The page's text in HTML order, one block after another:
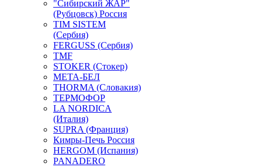
"Сибирский ЖАР"
(Рубцовск) Россия
TIM SISTEM
(Сербия)
FERGUSS (Сербия)
TMF
STOKER (Стокер)
МЕТА-БЕЛ
THORMA (Словакия)
ТЕРМОФОР
LA NORDICA
(Италия)
SUPRA (Франция)
Кимры-Печь Россия
HERGOM (Испания)
PANADERO